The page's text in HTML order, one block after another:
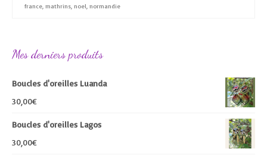
france mathrins noel normandie
Mes derniers produits
Boucles d'oreilles Luanda
30,00€
Boucles d'oreilles Lagos
30,00€